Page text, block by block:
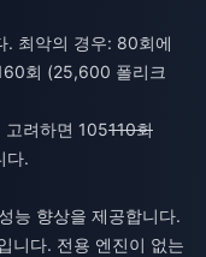
. 최악의 경우: 80회에
회 (25,600 폴리크
고려하면 105110회
다.
능 향상을 제공합니다.
니다. 전용 엔진이 없는